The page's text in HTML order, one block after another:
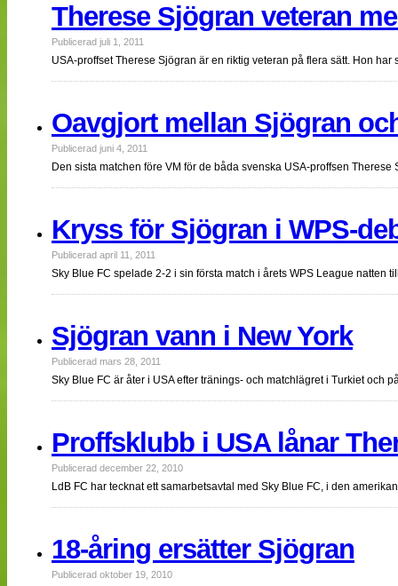
Therese Sjögran veteran
Publicerad juli 1, 2011
USA-proffset Therese Sjögran är en riktig veteran på flera sätt. Hon
Oavgjort mellan Sjögran
Publicerad juni 4, 2011
Den sista matchen före VM för de båda svenska USA-proffsen
Kryss för Sjögran i WPS-
Publicerad april 11, 2011
Sky Blue FC spelade 2-2 i sin första match i årets WPS League
Sjögran vann i New York
Publicerad mars 28, 2011
Sky Blue FC är åter i USA efter tränings- och matchlägret i Turkiet
Proffsklubb i USA lånar
Publicerad december 22, 2010
LdB FC har tecknat ett samarbetsavtal med Sky Blue FC, i den
18-åring ersätter Sjögran
Publicerad oktober 19, 2010